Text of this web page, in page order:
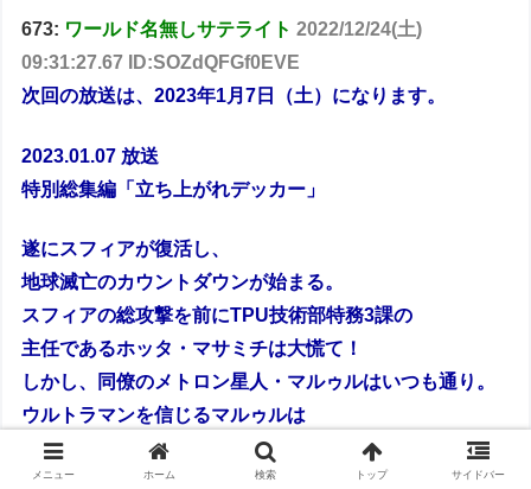
673: ワールド名無しサテライト 2022/12/24(土)
09:31:27.67 ID:SOZdQFGf0EVE
次回の放送は、2023年1月7日（土）になります。
2023.01.07 放送
特別総集編「立ち上がれデッカー」
遂にスフィアが復活し、
地球滅亡のカウントダウンが始まる。
スフィアの総攻撃を前にTPU技術部特務3課の
主任であるホッタ・マサミチは大慌て！
しかし、同僚のメトロン星人・マルゥルはいつも通り。
ウルトラマンを信じるマルゥルは
10年前に経験した地球の危機に思いを巡らせる。
メニュー ホーム 検索 トップ サイドバー